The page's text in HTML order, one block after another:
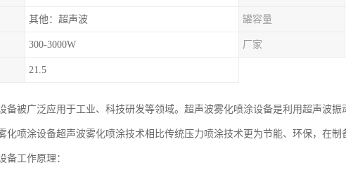
其他：超声波 罐容量
300-3000W 厂家
21.5
备被广泛应用于工业、科技研发等领域。超声波雾化喷涂设备是利用超声波
化喷涂设备超声波雾化喷涂技术相比传统压力喷涂技术更为节能、环保，在制
备工作原理：